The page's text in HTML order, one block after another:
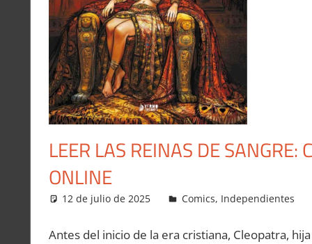
LEER LAS REINAS DE SANGRE:
ONLINE
12 de julio de 2025 Carlitox Banana
Comics, Independientes
Antes del inicio de la era cristiana, Cleopatra,